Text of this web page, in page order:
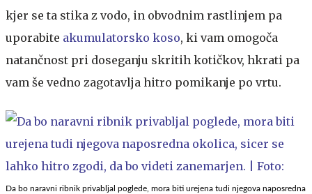
kjer se ta stika z vodo, in obvodnim rastlinjem pa
uporabite akumulatorsko koso, ki vam omogoča
natančnost pri doseganju skritih kotičkov, hkrati pa
vam še vedno zagotavlja hitro pomikanje po vrtu.
Da bo naravni ribnik privabljal poglede, mora biti urejena tudi njegova naposredna